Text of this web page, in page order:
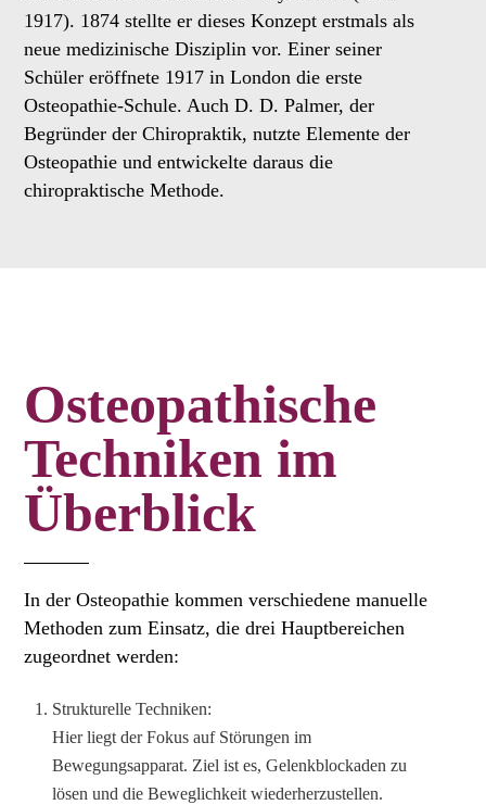
1917). 1874 stellte er dieses Konzept erstmals als
neue medizinische Disziplin vor. Einer seiner
Schüler eröffnete 1917 in London die erste
Osteopathie-Schule. Auch D. D. Palmer, der
Begründer der Chiropraktik, nutzte Elemente der
Osteopathie und entwickelte daraus die
chiropraktische Methode.
Osteopathische
Techniken im
Überblick
In der Osteopathie kommen verschiedene manuelle
Methoden zum Einsatz, die drei Hauptbereichen
zugeordnet werden:
Strukturelle Techniken:
Hier liegt der Fokus auf Störungen im
Bewegungsapparat. Ziel ist es, Gelenkblockaden zu
lösen und die Beweglichkeit wiederherzustellen.